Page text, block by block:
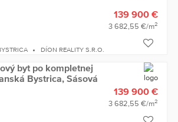
139 900 €
3 682,55 €/m2
DÍON REALITY S.R.O.
byt po kompletnej
Bystrica, Sásová
139 900 €
3 682,55 €/m2